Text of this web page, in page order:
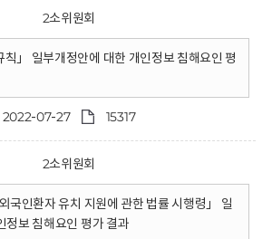
2소위원회
칙」 일부개정안에 대한 개인정보 침해요인 평
2022-07-27 15317
2소위원회
국인환자 유치 지원에 관한 법률 시행령」 일
정보 침해요인 평가 결과